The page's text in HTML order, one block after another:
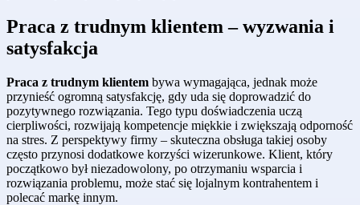
Praca z trudnym klientem – wyzwania i
satysfakcja
Praca z trudnym klientem bywa wymagająca, jednak może
przynieść ogromną satysfakcję, gdy uda się doprowadzić do
pozytywnego rozwiązania. Tego typu doświadczenia uczą
cierpliwości, rozwijają kompetencje miękkie i zwiększają odporność
na stres. Z perspektywy firmy – skuteczna obsługa takiej osoby
często przynosi dodatkowe korzyści wizerunkowe. Klient, który
początkowo był niezadowolony, po otrzymaniu wsparcia i
rozwiązania problemu, może stać się lojalnym kontrahentem i
polecać markę innym.